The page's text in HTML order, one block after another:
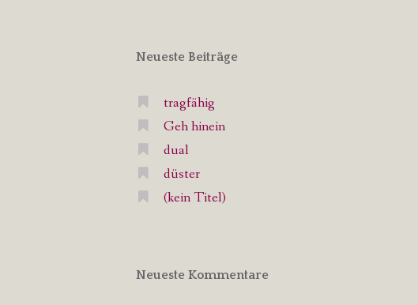
Neueste Beiträge
tragfähig
Geh hinein
dual
düster
(kein Titel)
Neueste Kommentare